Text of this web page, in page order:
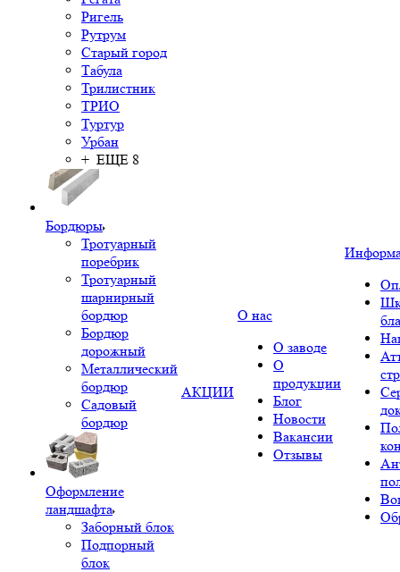
Ригель
Рутрум
Старый город
Табула
Трилистник
ТРИО
Туртур
Урбан
+ ЕЩЕ 8
Бордюры
Тротуарный
поребрик
Тротуарный
шарнирный
бордюр
Бордюр
дорожный
Металлический
бордюр
Садовый
бордюр
Оформление
ландшафта
Заборный блок
Подпорный
блок
АКЦИИ
О нас
О заводе
О
продукции
Блог
Новости
Вакансии
Отзывы